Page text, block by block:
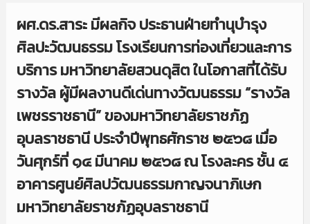
ผศ.ดร.สาระ มีผลกิจ ประธานฝ่ายทำนุบำรุง
ศิลปะวัฒนธรรม โรงเรียนการท่องเที่ยวและการ
บริการ มหาวิทยาลัยสวนดุสิต ในโอกาสที่ได้รับ
รางวัล ผู้มีผลงานดีเด่นทางวัฒนธรรม “รางวัล
เพชรราชธานี” ของมหาวิทยาลัยราชภัฏ
อุบลราชธานี ประจำปีพุทธศักราช ๒๕๖๘ เมื่อ
วันศุกร์ที่ ๑๔ มีนาคม ๒๕๖๘ ณ โรงละคร ชั้น ๔
อาคารศูนย์ศิลปวัฒนธรรมกาญจนาภิเษก
มหาวิทยาลัยราชภัฏอุบลราชธานี